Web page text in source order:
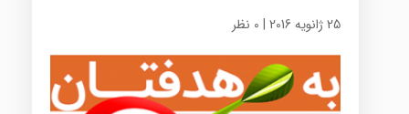
25 ژانویه 2016 | 0 نظر